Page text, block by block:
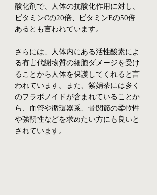
酸化剤で、人体の抗酸化作用に対し、
ビタミンCの20倍、ビタミンEの50倍
あるとも言われています。
さらには、人体内にある活性酸素によ
る有害代謝物質の細胞ダメージを受け
ることから人体を保護してくれると言
われています。また、紫娟茶には多く
のフラボノイドが含まれていることか
ら、血管や循環器系、骨関節の柔軟性
や強靭性などを求めたい方にも良いと
されています。